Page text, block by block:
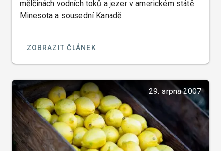
mělčinách vodních toků a jezer v americkém státě
Minesota a sousední Kanadě.
ZOBRAZIT ČLÁNEK
29. srpna 2007